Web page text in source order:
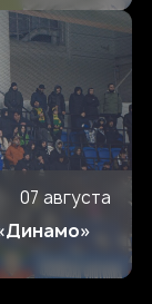
07 августа